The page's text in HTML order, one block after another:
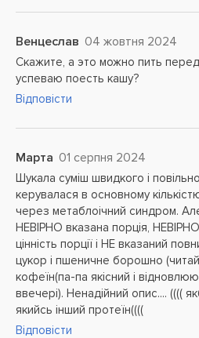
Венцеслав 04 жовтня 2024
Скажите, а это можно пить
успеваю поесть кашу?
Відповісти
Марта 01 серпня 2024
Шукала суміш швидкого і
керувалася в основному
через метаблоічний синдром.
НЕВІРНО вказана порція,
цінність порції і НЕ вказаний
цукор і пшеничне борошно (читай
кофеїн(па-па якісний і
ввечері). Ненадійний опис.... ((((
якийсь інший протеїн((((
Відповісти